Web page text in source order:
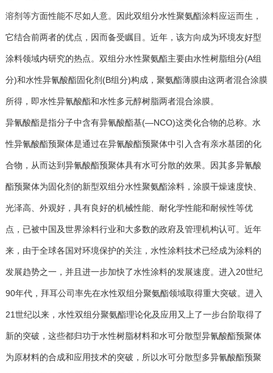
溶剂等方面性能不尽如人意。因此双组分水性聚氨酯涂料应运而生，
它结合前两者的优点，因而备受瞩目。近年，该方向成为环境友好型
涂料领域内研究的热点。双组分水性聚氨酯主要由水性树脂组分(A组
分)和水性异氰酸酯固化剂(B组分)构成，聚氨酯薄膜由这两者混合涂膜
所得，即水性异氰酸酯和水性多元醇树脂两者混合涂膜。
异氰酸酯是指分子中含有异氰酸酯基(—NCO)这类化合物的总称。水
性异氰酸酯预聚体是通过在异氰酸酯预聚体中引入含有亲水基团的化
合物，从而达到异氰酸酯预聚体具有水可分散的效果。因其多异氰酸
酯预聚体为固化剂的新型双组分水性聚氨酯涂料，涂膜干燥速度快、
光泽高、外观好，具有良好的机械性能、耐化学性能和耐候性等优
点，已被中国及世界涂料行业和大多数的政府及管理机构认可。近年
来，由于全球各国对环境保护的关注，水性涂料技术已经成为涂料的
发展趋势之一，并且进一步加快了水性涂料的发展速度。进入20世纪
90年代，拜耳公司率先在水性双组分聚氨酯领域取得重大突破。进入
21世纪以来，水性双组分聚氨酯理论化及应用又上了一步台阶取得了
新的突破，这些都归功于水性树脂材料和水可分散型异氰酸酯预聚体
为原材料的合成和应用技术的突破，所以水可分散型多异氰酸酯预聚